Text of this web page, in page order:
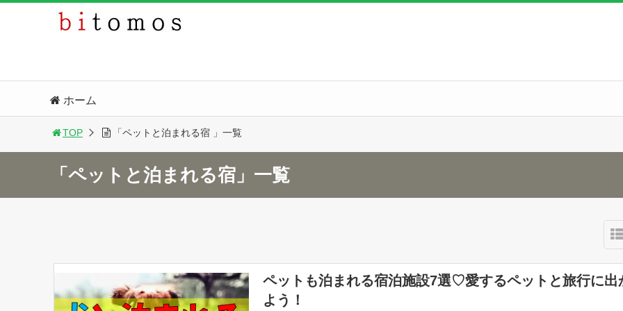
ホーム
TOP 「ペットと泊まれる宿 」一覧
「ペットと泊まれる宿」一覧
ペットも泊まれる宿泊施設7選♡愛するペットと旅行に出
よう！